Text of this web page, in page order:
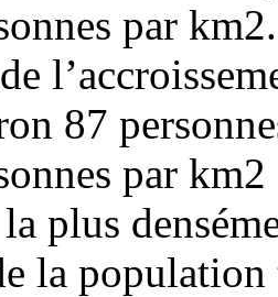
par
87
par
plus
la population